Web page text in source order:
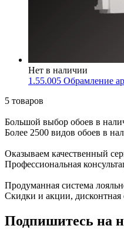
Нет в наличии
1.55.005 Обрамление
5 товаров
Большой выбор обоев в
Более 2500 видов обоев в
Оказываем качественный
Профессиональная
Продуманная система
Скидки и акции,
Подпишитесь на